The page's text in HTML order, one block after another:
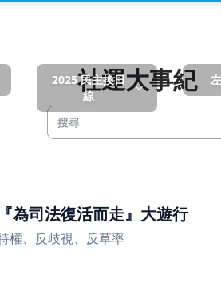
2025 民主換日
線
社運大事紀
為司法復活而走』大遊行
權、反歧視、反草率